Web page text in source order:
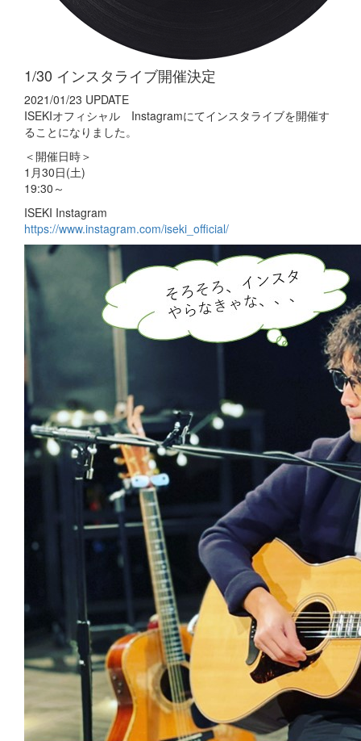
1/30 インスタライブ開催決定
2021/01/23 UPDATE
ISEKIオフィシャル Instagramにてインスタライブを開催す
ることになりました。
＜開催日時＞
1月30日(土)
19:30～
ISEKI Instagram
https://www.instagram.com/iseki_official/